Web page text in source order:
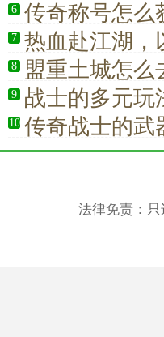
6 传奇称号怎么
7 热血赴江湖，
8 盟重土城怎么
9 战士的多元玩
10 传奇战士的武
法律免责：